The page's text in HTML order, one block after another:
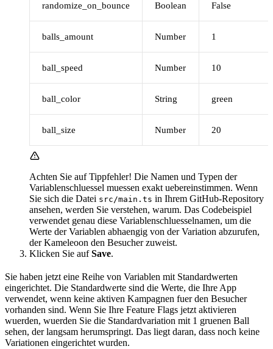
randomize_on_bounce Boolean False
balls_amount Number 1
ball_speed Number 10
ball_color String green
ball_size Number 20
Achten Sie auf Tippfehler! Die Namen und Typen der
Variablenschluessel muessen exakt uebereinstimmen. Wenn
Sie sich die Datei src/main.ts in Ihrem GitHub-Repository
ansehen, werden Sie verstehen, warum. Das Codebeispiel
verwendet genau diese Variablenschluesselnamen, um die
Werte der Variablen abhaengig von der Variation abzurufen,
der Kameleoon den Besucher zuweist.
Klicken Sie aufSave.
Sie haben jetzt eine Reihe von Variablen mit Standardwerten
eingerichtet. Die Standardwerte sind die Werte, die Ihre App
verwendet, wenn keine aktiven Kampagnen fuer den Besucher
vorhanden sind. Wenn Sie Ihre Feature Flags jetzt aktivieren
wuerden, wuerden Sie die Standardvariation mit 1 gruenen Ball
sehen, der langsam herumspringt. Das liegt daran, dass noch keine
Variationen eingerichtet wurden.